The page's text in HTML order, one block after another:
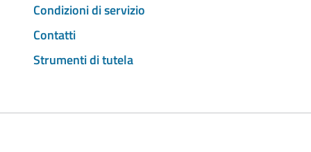
Condizioni di servizio
Contatti
Strumenti di tutela